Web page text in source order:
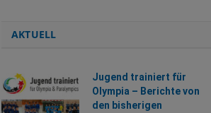
AKTUELL
Jugend trainiert für
Olympia – Berichte von
den bisherigen